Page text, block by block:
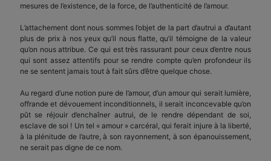
mesures de l’existence, de la force, de l’authenticité de l’amour.
L’attachement dont nous sommes l’objet de la part d’autrui a d’autant
plus de prix à nos yeux qu’il nous flatte, qu’il témoigne de la valeur
qu’on nous attribue. Ce qui est très rassurant pour ceux d’entre nous
qui sont assez attentifs pour se rendre compte qu’en profondeur ils
ne se sentent jamais tout à fait sûrs d’être quelque chose.
Au regard d’une notion pure de l’amour, d’un amour qui serait lumière,
offrande et dévouement inconditionnels, il serait inconcevable qu’on
pût se réjouir d’enchaîner autrui, de le rendre dépendant de soi,
esclave de soi ! Un tel « amour » carcéral, qui ferait injure à la liberté,
à la plénitude de l’autre, à son rayonnement, à son épanouissement,
ne serait pas digne de ce nom.